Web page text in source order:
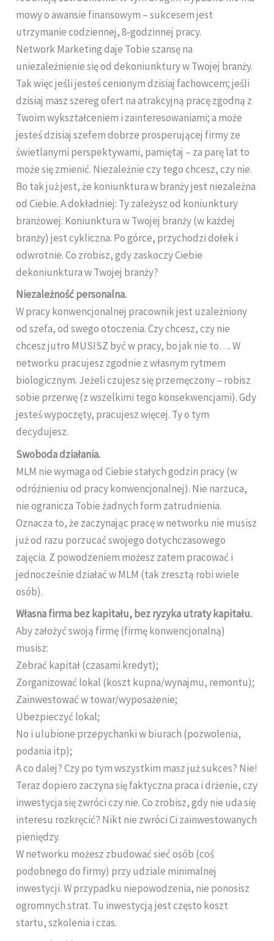
mowy o awansie finansowym – sukcesem jest
utrzymanie codziennej, 8-godzinnej pracy.
Network Marketing daje Tobie szansę na
uniezależnienie się od dekoniunktury w Twojej branży.
Tak więc jeśli jesteś cenionym dzisiaj fachowcem; jeśli
dzisiaj masz szereg ofert na atrakcyjną pracę zgodną z
Twoim wykształceniem i zainteresowaniami; a może
jesteś dzisiaj szefem dobrze prosperującej firmy ze
świetlanymi perspektywami, pamiętaj – za parę lat to
może się zmienić. Niezależnie czy tego chcesz, czy nie.
Bo tak już jest, że koniunktura w branży jest niezależna
od Ciebie. A dokładniej: Ty zależysz od koniunktury
branżowej. Koniunktura w Twojej branży (w każdej
branży) jest cykliczna. Po górce, przychodzi dołek i
odwrotnie. Co zrobisz, gdy zaskoczy Ciebie
dekoniunktura w Twojej branży?
Niezależność personalna.
W pracy konwencjonalnej pracownik jest uzależniony
od szefa, od swego otoczenia. Czy chcesz, czy nie
chcesz jutro MUSISZ być w pracy, bo jak nie to…. W
networku pracujesz zgodnie z własnym rytmem
biologicznym. Jeżeli czujesz się przemęczony – robisz
sobie przerwę (z wszelkimi tego konsekwencjami). Gdy
jesteś wypoczęty, pracujesz więcej. Ty o tym
decydujesz.
Swoboda działania.
MLM nie wymaga od Ciebie stałych godzin pracy (w
odróżnieniu od pracy konwencjonalnej). Nie narzuca,
nie ogranicza Tobie żadnych form zatrudnienia.
Oznacza to, że zaczynając pracę w networku nie musisz
już od razu porzucać swojego dotychczasowego
zajęcia. Z powodzeniem możesz zatem pracować i
jednocześnie działać w MLM (tak zresztą robi wiele
osób).
Własna firma bez kapitału, bez ryzyka utraty kapitału.
Aby założyć swoją firmę (firmę konwencjonalną)
musisz:
Zebrać kapitał (czasami kredyt);
Zorganizować lokal (koszt kupna/wynajmu, remontu);
Zainwestować w towar/wyposażenie;
Ubezpieczyć lokal;
No i ulubione przepychanki w biurach (pozwolenia,
podania itp);
A co dalej? Czy po tym wszystkim masz już sukces? Nie!
Teraz dopiero zaczyna się faktyczna praca i drżenie, czy
inwestycja się zwróci czy nie. Co zrobisz, gdy nie uda się
interesu rozkręcić? Nikt nie zwróci Ci zainwestowanych
pieniędzy.
W networku możesz zbudować sieć osób (coś
podobnego do firmy) przy udziale minimalnej
inwestycji. W przypadku niepowodzenia, nie ponosisz
ogromnych strat. Tu inwestycją jest często koszt
startu, szkolenia i czas.